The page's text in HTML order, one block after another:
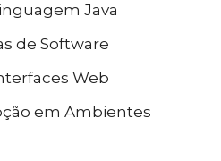
Java
de Software
Web
em Ambientes